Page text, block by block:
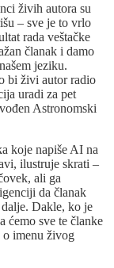
živih autora su
– sve je to vrlo
rada veštačke
članak i damo
jeziku.
bi živi autor radio
uradi za pet
Astronomski
koje napiše AI na
ilustruje skrati –
ali ga
da članak
Dakle, ko je
ćemo sve te članke
imenu živog